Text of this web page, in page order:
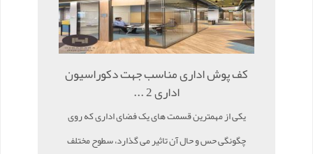
کف پوش اداری مناسب جهت دکوراسیون
اداری 2 ...
یکی از مهمترین قسمت های یک فضای اداری که روی
چگونگی حس و حال آن تاثیر می گذارد، سطوح مختلف